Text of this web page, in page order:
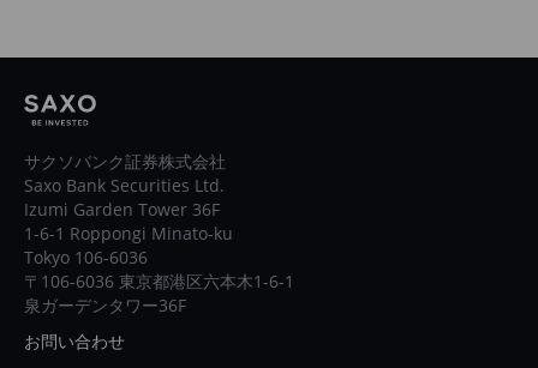
サクソバンク証券株式会社
Saxo Bank Securities Ltd.
Izumi Garden Tower 36F
1-6-1 Roppongi Minato-ku
Tokyo 106-6036
〒106-6036 東京都港区六本木1-6-1
泉ガーデンタワー36F
お問い合わせ